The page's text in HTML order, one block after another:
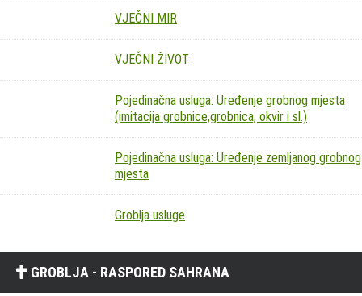
VJEČNI MIR
VJEČNI ŽIVOT
Pojedinačna usluga: Uređenje grobnog mjesta
(imitacija grobnice,grobnica, okvir i sl.)
Pojedinačna usluga: Uređenje zemljanog grobnog
mjesta
Groblja usluge
GROBLJA - RASPORED SAHRANA